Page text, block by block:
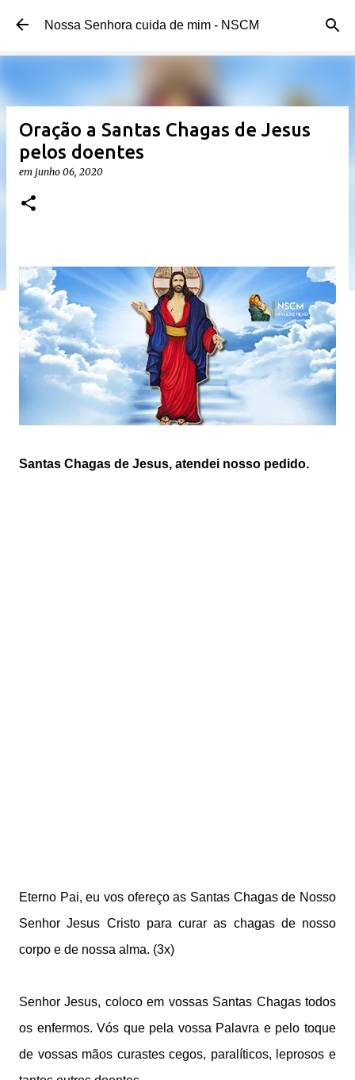
Pular para o conteúdo principal
Nossa Senhora cuida de mim - NSCM
Oração a Santas Chagas de Jesus
pelos doentes
em junho 06, 2020
Santas Chagas de Jesus, atendei nosso pedido.
Eterno Pai, eu vos ofereço as Santas Chagas de Nosso
Senhor Jesus Cristo para curar as chagas de nosso
corpo e de nossa alma. (3x)
Senhor Jesus, coloco em vossas Santas Chagas todos
os enfermos. Vós que pela vossa Palavra e pelo toque
de vossas mãos curastes cegos, paralíticos, leprosos e